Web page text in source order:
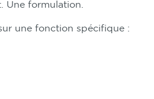
Une formulation.
une fonction spécifique :